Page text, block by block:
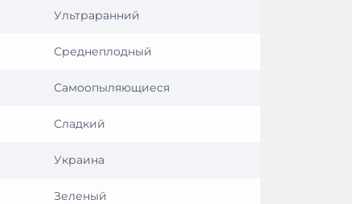
Ультраранний
Среднеплодный
Самоопыляющиеся
Сладкий
Украина
Зеленый